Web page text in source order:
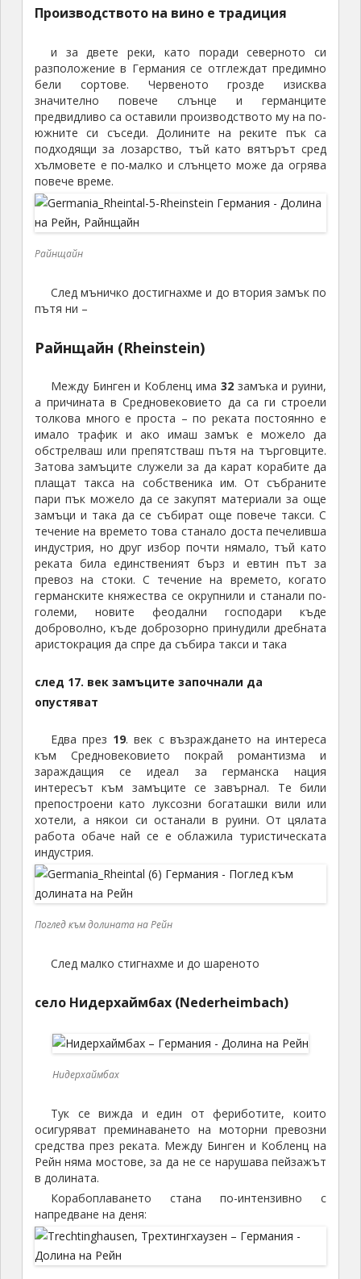
Производството на вино е традиция
и за двете реки, като поради северното си
разположение в Германия се отглеждат предимно
бели сортове. Червеното грозде изисква
значително повече слънце и германците
предвидливо са оставили производството му на по-
южните си съседи. Долините на реките пък са
подходящи за лозарство, тъй като вятърът сред
хълмовете е по-малко и слънцето може да огрява
повече време.
Райнщайн
След мъничко достигнахме и до втория замък по
пътя ни –
Райнщайн (Rheinstein)
Между Бинген и Кобленц има 32замъка и руини,
а причината в Средновековието да са ги строели
толкова много е проста – по реката постоянно е
имало трафик и ако имаш замък е можело да
обстрелваш или препятстваш пътя на търговците.
Затова замъците служели за да карат корабите да
плащат такса на собственика им. От събраните
пари пък можело да се закупят материали за още
замъци и така да се събират още повече такси. С
течение на времето това станало доста печеливша
индустрия, но друг избор почти нямало, тъй като
реката била единственият бърз и евтин път за
превоз на стоки. С течение на времето, когато
германските княжества се окрупнили и станали по-
големи, новите феодални господари къде
доброволно, къде доброзорно принудили дребната
аристокрация да спре да събира такси и така
след 17. век замъците започнали да
опустяват
Едва през 19. век с възраждането на интереса
към Средновековието покрай романтизма и
зараждащия се идеал за германска нация
интересът към замъците се завърнал. Те били
препостроени като луксозни богаташки вили или
хотели, а някои си останали в руини. От цялата
работа обаче най се е облажила туристическата
индустрия.
Поглед към долината на Рейн
След малко стигнахме и до шареното
село Нидерхаймбах (Nederheimbach)
Нидерхаймбах
Тук се вижда и един от фериботите, които
осигуряват преминаването на моторни превозни
средства през реката. Между Бинген и Кобленц на
Рейн няма мостове, за да не се нарушава пейзажът
в долината.
Корабоплаването стана по-интензивно с
напредване на деня: